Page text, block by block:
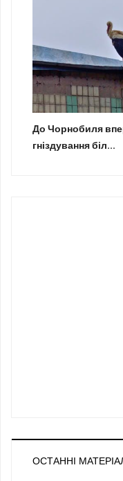
До Чорнобиля
гніздування біл...
ОСТАННІ